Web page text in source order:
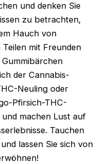
und denken Sie
zu betrachten,
Hauch von
mit Freunden
Gummibärchen
der Cannabis-
Neuling oder
Pfirsich-THC-
machen Lust auf
Tauchen
lassen Sie sich von